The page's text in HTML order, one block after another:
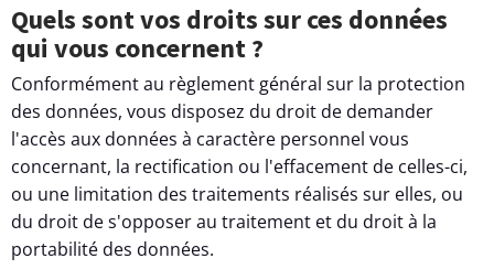
Quels sont vos droits sur ces données
qui vous concernent ?
Conformément au règlement général sur la protection
des données, vous disposez du droit de demander
l'accès aux données à caractère personnel vous
concernant, la rectification ou l'effacement de celles-ci,
ou une limitation des traitements réalisés sur elles, ou
du droit de s'opposer au traitement et du droit à la
portabilité des données.